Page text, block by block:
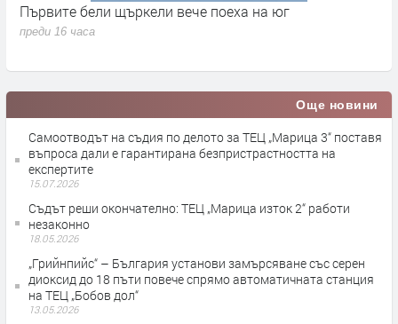
Сметната палата ще провeрява Пеевски за конфликт
на интереси
Още новини
Самоотводът на съдия по делото за ТЕЦ „Марица 3“ поставя
въпроса дали е гарантирана безпристрастността на
експертите
15.07.2026
Съдът реши окончателно: ТЕЦ „Марица изток 2“ работи
незаконно
18.05.2026
„Грийнпийс“ – България установи замърсяване със серен
диоксид до 18 пъти повече спрямо автоматичната станция
на ТЕЦ „Бобов дол“
13.05.2026